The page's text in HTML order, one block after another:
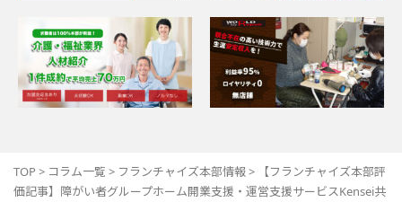
TOP > コラム一覧 > フランチャイズ本部情報>
【フランチャイズ本部評
価記事】障がい者グループホーム開業支援・運営支援サービスKensei共